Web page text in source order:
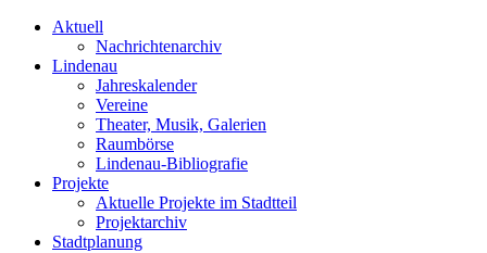
Aktuell
Nachrichtenarchiv
Lindenau
Jahreskalender
Vereine
Theater, Musik, Galerien
Raumbörse
Lindenau-Bibliografie
Projekte
Aktuelle Projekte im Stadtteil
Projektarchiv
Stadtplanung